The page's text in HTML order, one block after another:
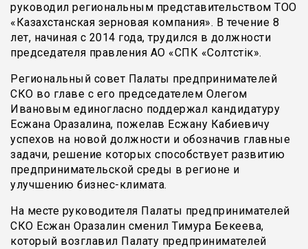
руководил региональным представительством ТОО
«Казахстанская зерновая компания». В течение 8
лет, начиная с 2014 года, трудился в должности
председателя правления АО «СПК «Солтүстік».
Региональный совет Палаты предпринимателей
СКО во главе с его председателем Олегом
Ивановым единогласно поддержал кандидатуру
Есжана Оразалина, пожелав Есжану Кабиевичу
успехов на новой должности и обозначив главные
задачи, решение которых способствует развитию
предпринимательской среды в регионе и
улучшению бизнес-климата.
На месте руководителя Палаты предпринимателей
СКО Есжан Оразалин сменил Тимура Бекеева,
который возглавил Палату предпринимателей